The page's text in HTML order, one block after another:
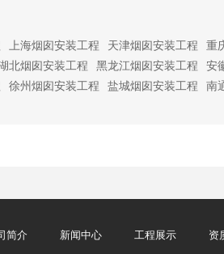
上海烟囱安装工程 天津烟囱安装工程
重
北烟囱安装工程 黑龙江烟囱安装工程
安
徐州烟囱安装工程 盐城烟囱安装工程
南
简介 新闻中心 工程展示 资